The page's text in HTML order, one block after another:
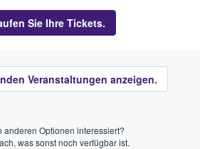
Sie Ihre Tickets.
Veranstaltungen anzeigen.
anderen Optionen interessiert?
was sonst noch verfügbar ist.